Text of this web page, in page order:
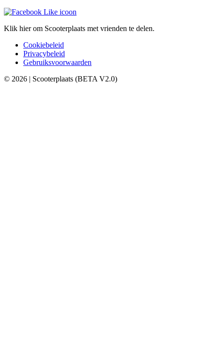
Klik hier om Scooterplaats met vrienden te delen.
Cookiebeleid
Privacybeleid
Gebruiksvoorwaarden
© 2026 | Scooterplaats (BETA V2.0)